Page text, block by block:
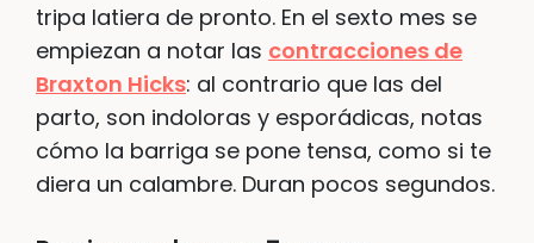
tripa latiera de pronto. En el sexto mes se
empiezan a notar las contracciones de
Braxton Hicks: al contrario que las del
parto, son indoloras y esporádicas, notas
cómo la barriga se pone tensa, como si te
diera un calambre. Duran pocos segundos.